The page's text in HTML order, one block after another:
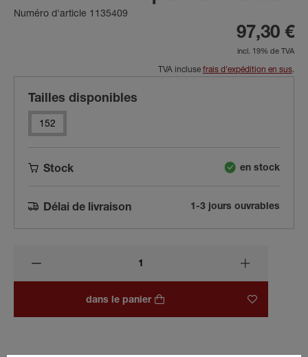
Numéro d'article 1135409
97,30 €
incl. 19% de TVA
TVA incluse frais d'expédition en sus.
Tailles disponibles
152
Stock en stock
Délai de livraison 1-3 jours ouvrables
dans le panier